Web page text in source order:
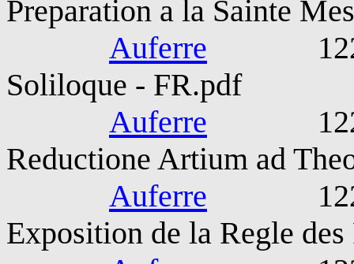
Preparation a la Sainte
Auferre 1221-
Soliloque - FR.pdf
Auferre 1221-
Reductione Artium ad
Auferre 1221-
Exposition de la Regle